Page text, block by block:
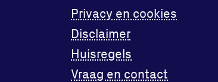
Privacy en cookies
Disclaimer
Huisregels
Vraag en contact